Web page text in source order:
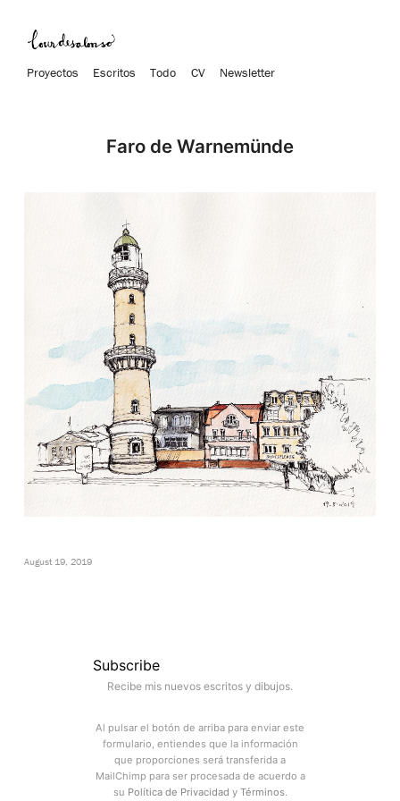
Proyectos Escritos Todo CV Newsletter
Faro de Warnemünde
August 19, 2019
Subscribe
Recibe mis nuevos escritos y dibujos.
Al pulsar el botón de arriba para enviar este
formulario, entiendes que la información
que proporciones será transferida a
MailChimp para ser procesada de acuerdo a
su Política de Privacidad y Términos.